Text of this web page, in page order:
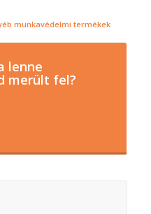
munkavédelmi termékek
lenne
merült fel?